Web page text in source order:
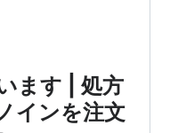
ます | 処方
インを注文